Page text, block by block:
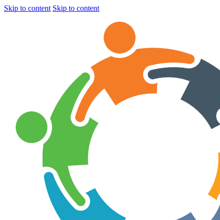
Skip to content Skip to content